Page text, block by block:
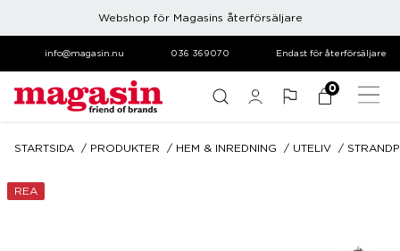
Webshop för Magasins återförsäljare
info@magasin.nu 036 369070 Endast för återförsäljare
0
STARTSIDA PRODUKTER HEM & INREDNING UTELIV
REA